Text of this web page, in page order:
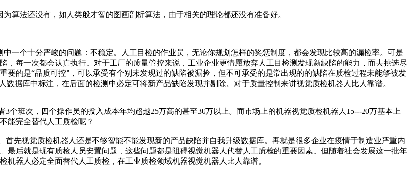
法还没有，如人类般才智的图画剖析算法，由于相关的理论都还没有准备好。
个十分严峻的问题：不稳定。人工目检的作业员，无论你规划怎样的奖惩制度，都会发现比较高的漏检率。可是
，每一次都会认真执行。对于工厂的质量管控来说，工业企业更情愿放弃人工目检测发现新缺陷的能力，而去挑选尽
的是“品质可控”，可以承受有个别未发现过的缺陷被漏捡，但不可承受的是常出现的的缺陷在质检过程未能够被发
据库中标注，在后面的检测中必定可将新产品缺陷发现并剔除。对于质量控制来讲视觉质检机器人比人靠谱。
班次，四个操作员的投入成本年均超越25万高的甚至30万以上。而市场上的机器视觉质检机器人15---20万基本上
能完全替代人工质检呢？
先视觉质检机器人还是不够智能不能发现新的产品缺陷并自我升级数据库。再就是很多企业在疫情于制造业严重内
最后就是现有质检人员安置问题，这些问题都是阻碍视觉机器人代替人工质检的重要因素。但随着社会发展这一批年
器人必定全面替代人工质检，在工业质检领域机器视觉机器人比人靠谱。